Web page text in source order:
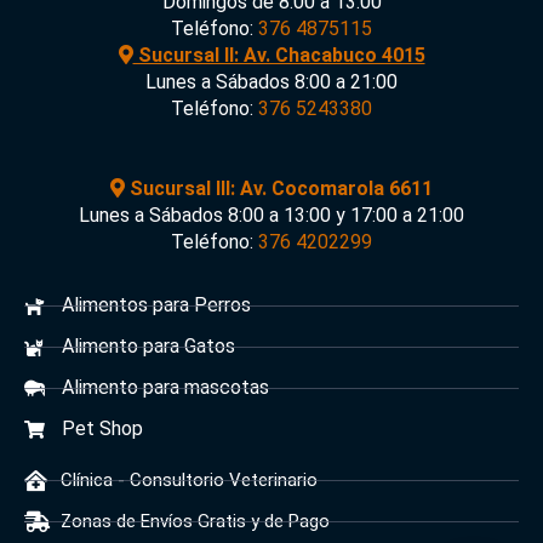
Teléfono: 376 4875115
Sucursal II: Av. Chacabuco 4015
Lunes a Sábados 8:00 a 21:00
Teléfono: 376 5243380
Sucursal III: Av. Cocomarola 6611
Lunes a Sábados 8:00 a 13:00 y 17:00 a 21:00
Teléfono: 376 4202299
Alimentos para Perros
Alimento para Gatos
Alimento para mascotas
Pet Shop
Clínica - Consultorio Veterinario
Zonas de Envíos Gratis y de Pago